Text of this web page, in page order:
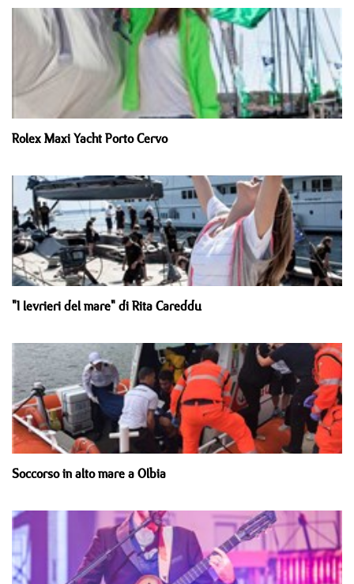
Rolex Maxi Yacht Porto Cervo
"I levrieri del mare" di Rita Careddu
Soccorso in alto mare a Olbia